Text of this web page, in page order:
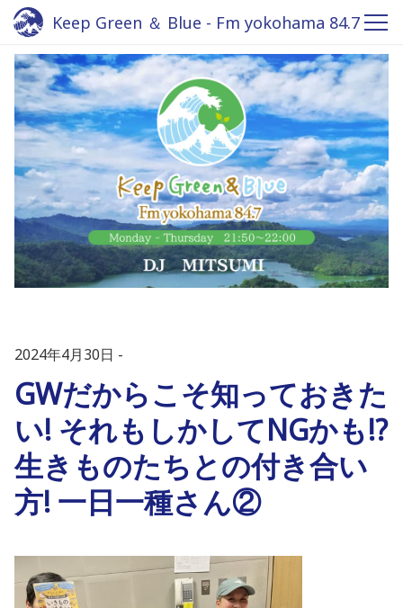
Keep Green ＆ Blue - Fm yokohama 84.7
2024年4月30日
GWだからこそ知っておきた
い! それもしかしてNGかも!?
生きものたちとの付き合い
方! 一日一種さん②